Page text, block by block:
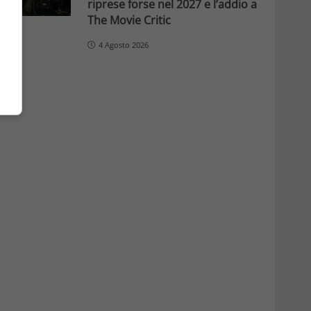
riprese forse nel 2027 e l’addio a
The Movie Critic
4 Agosto 2026